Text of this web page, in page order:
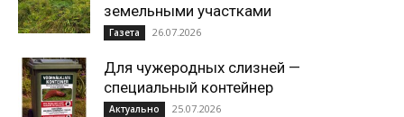
земельными участками
Газета 26.07.2026
Для чужеродных слизней —
специальный контейнер
Актуально 25.07.2026